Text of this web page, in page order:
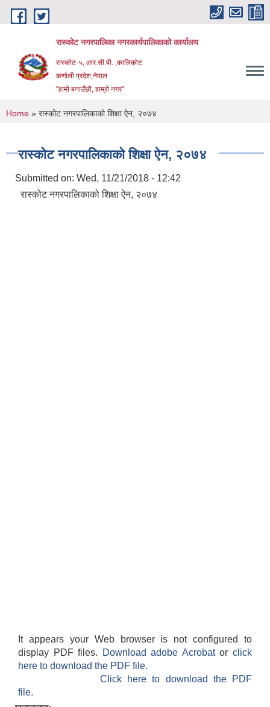
Skip to main content
रास्कोट नगरपालिका नगरकार्यपालिकाको कार्यालय
रास्कोट-५, आर.सी.पी. ,कालिकोट
कर्णाली प्रदेश,नेपाल
"हामी बनाउँछौ, हाम्रो नगर"
You are here
Home » रास्कोट नगरपालिकाको शिक्षा ऐन, २०७४
रास्कोट नगरपालिकाको शिक्षा ऐन, २०७४
Submitted on: Wed, 11/21/2018 - 12:42
रास्कोट नगरपालिकाको शिक्षा ऐन, २०७४
It appears your Web browser is not configured to
display PDF files.
Download adobe Acrobatorclick
here to download the PDF file.
Click here to download the PDF
file.